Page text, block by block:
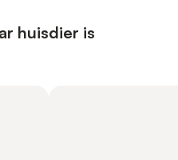
huisdier is